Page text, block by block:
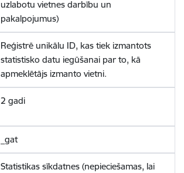
uzlabotu vietnes darbību un
pakalpojumus)
Reģistrē unikālu ID, kas tiek izmantots
statistisko datu iegūšanai par to, kā
apmeklētājs izmanto vietni.
2 gadi
_gat
Statistikas sīkdatnes (nepieciešamas, lai